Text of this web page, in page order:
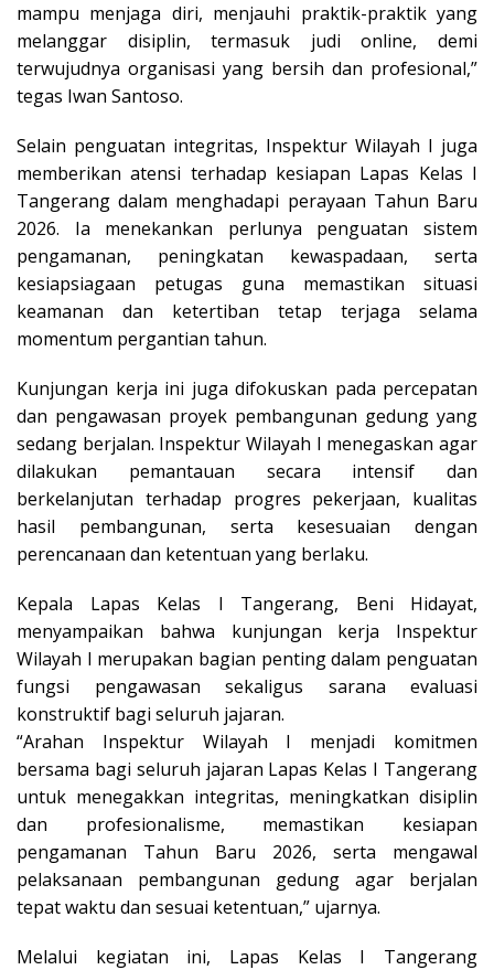
mampu menjaga diri, menjauhi praktik-praktik yang
melanggar disiplin, termasuk judi online, demi
terwujudnya organisasi yang bersih dan profesional,”
tegas Iwan Santoso.
Selain penguatan integritas, Inspektur Wilayah I juga
memberikan atensi terhadap kesiapan Lapas Kelas I
Tangerang dalam menghadapi perayaan Tahun Baru
2026. Ia menekankan perlunya penguatan sistem
pengamanan, peningkatan kewaspadaan, serta
kesiapsiagaan petugas guna memastikan situasi
keamanan dan ketertiban tetap terjaga selama
momentum pergantian tahun.
Kunjungan kerja ini juga difokuskan pada percepatan
dan pengawasan proyek pembangunan gedung yang
sedang berjalan. Inspektur Wilayah I menegaskan agar
dilakukan pemantauan secara intensif dan
berkelanjutan terhadap progres pekerjaan, kualitas
hasil pembangunan, serta kesesuaian dengan
perencanaan dan ketentuan yang berlaku.
Kepala Lapas Kelas I Tangerang, Beni Hidayat,
menyampaikan bahwa kunjungan kerja Inspektur
Wilayah I merupakan bagian penting dalam penguatan
fungsi pengawasan sekaligus sarana evaluasi
konstruktif bagi seluruh jajaran.
“Arahan Inspektur Wilayah I menjadi komitmen
bersama bagi seluruh jajaran Lapas Kelas I Tangerang
untuk menegakkan integritas, meningkatkan disiplin
dan profesionalisme, memastikan kesiapan
pengamanan Tahun Baru 2026, serta mengawal
pelaksanaan pembangunan gedung agar berjalan
tepat waktu dan sesuai ketentuan,” ujarnya.
Melalui kegiatan ini, Lapas Kelas I Tangerang